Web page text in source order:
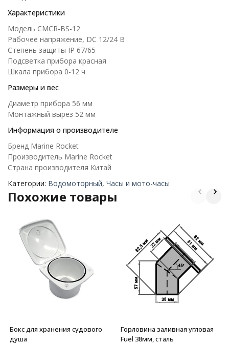
Характеристики
Модель CMCR-BS-12
Рабочее напряжение, DC 12/24 В
Степень защиты IP 67/65
Подсветка прибора красная
Шкала прибора 0-12 ч
Размеры и вес
Диаметр прибора 56 мм
Монтажный вырез 52 мм
Информация о производителе
Бренд Marine Rocket
Производитель Marine Rocket
Страна производителя Китай
Категории: Водомоторный, Часы и мото-часы
Похожие товары
Бокс для хранения судового
душа
Горловина заливная угловая
Fuel 38мм, сталь